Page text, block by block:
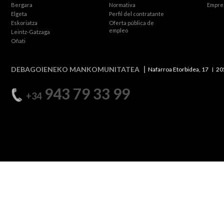
Bergara
Elgeta
Eskoriatza
Leintz-Gatzaga
Oñati
Normativa
Perfil del contratante
Oferta pública de
empleo
DEBAGOIENEKO MANKOMUNITATEA Nafarroa Etorbidea, 17
+34943 79 33 99